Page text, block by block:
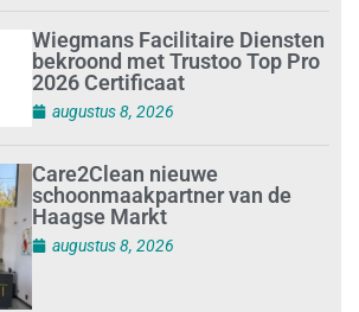
Wiegmans Facilitaire Diensten
bekroond met Trustoo Top Pro
2026 Certificaat
augustus 8, 2026
Care2Clean nieuwe
schoonmaakpartner van de
Haagse Markt
augustus 8, 2026